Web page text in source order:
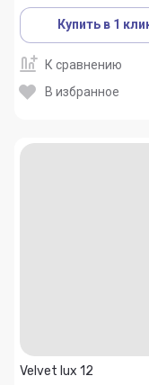
Купить в 1
К сравнению
В избранное
Velvet lux 12